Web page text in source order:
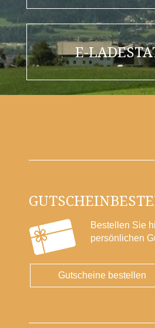
E-
Bestellen Sie
persönlichen
Gutscheine bestellen